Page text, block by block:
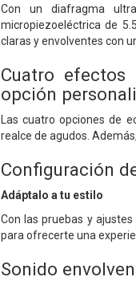
Con un diafragma
micropiezoeléctrica de
claras y envolventes con
Cuatro
opción
Las cuatro opciones de
realce de agudos.
Configuración
Adáptalo a tu estilo
Con las pruebas y
para ofrecerte una
Sonido